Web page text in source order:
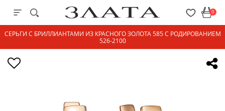
0
СЕРЬГИ С БРИЛЛИАНТАМИ ИЗ КРАСНОГО ЗОЛОТА 585 С РОДИРОВАНИЕМ
526-2100